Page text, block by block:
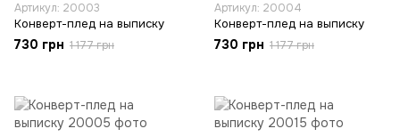
Артикул: 20003
Конверт-плед на выписку
730 грн 1 177 грн
Артикул: 20004
Конверт-плед на выписку
730 грн 1 177 грн